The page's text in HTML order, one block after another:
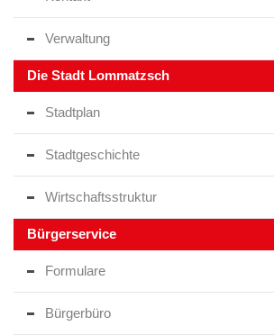
Verwaltung
Die Stadt Lommatzsch
Stadtplan
Stadtgeschichte
Wirtschaftsstruktur
Bürgerservice
Formulare
Bürgerbüro